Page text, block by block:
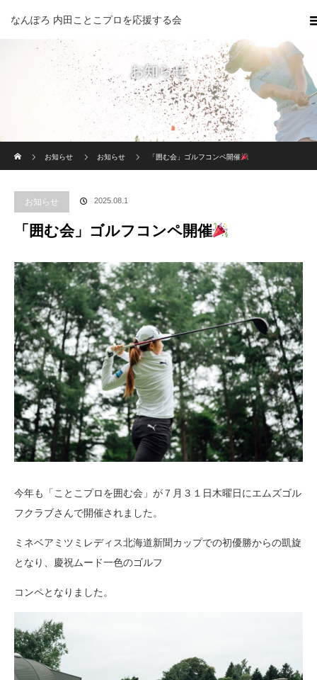
なんぽろ 内田ことこプロを応援する会
お知らせ
お知らせ
お知らせ 「囲む会」ゴルフコンペ開催
お知らせ 2025.08.1
「囲む会」ゴルフコンペ開催
今年も「ことこプロを囲む会」が７月３１日木曜日にエムズゴル
フクラブさんで開催されました。
ミネベアミツミレディス北海道新聞カップでの初優勝からの凱旋
となり、慶祝ムード一色のゴルフ
コンペとなりました。